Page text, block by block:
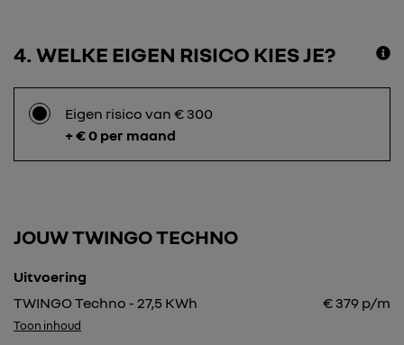
4 WELKE EIGEN RISICO KIES JE?
Eigen risico van € 300
+ € 0 per maand
JOUW TWINGO TECHNO
Uitvoering
TWINGO Techno - 27,5 KWh
€ 379 p/m
Toon inhoud